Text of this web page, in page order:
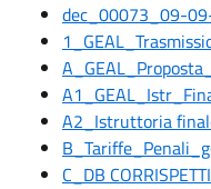
dec_00073_09-
A2_Istruttoria
C_DB